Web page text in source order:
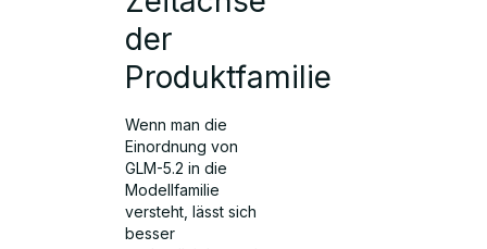
der
Produktfamilie
Wenn man die
Einordnung von
GLM-5.2 in die
Modellfamilie
versteht, lässt sich
besser